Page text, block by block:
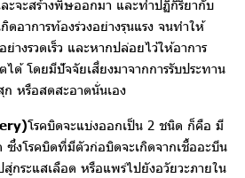
ะจะสร้างพิษออกมา และทำปฏิกิริยากับ
ดอาการท้องร่วงอย่างรุนแรง จนทำให้
ย่างรวดเร็ว และหากปล่อยไว้ให้อาการ
ได้ โดยมีปัจจัยเสี่ยงมาจากการรับประทาน
ก หรือสดสะอาดนั่นเอง
โรคบิดจะแบ่งออกเป็น 2 ชนิด ก็คือ มี
งโรคบิดที่มีตัวก่อบิดจะเกิดจากเชื้ออะบีน
สู่กระแสเลือด หรือแพร่ไปยังอวัยวะภายใน